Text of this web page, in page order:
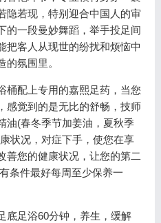
隐若现，特别迎合中国人的审
的一段曼妙舞蹈，举手投足间
把客人从现世的纷扰和烦恼中
氛围里。
桶配上专用的嘉熙足药，当您
感觉到的是无比的舒畅，技师
油(春冬季节加姜油，夏秋季
状况，对症下手，使您在享
善您的健康状况，让您的第二
条件最好每周至少保养一
底足浴60分钟，养生，缓解